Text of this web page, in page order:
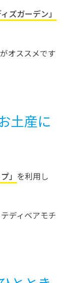
ィズガーデン」
オススメです
土産に
」 を利用し
ディベアモチ